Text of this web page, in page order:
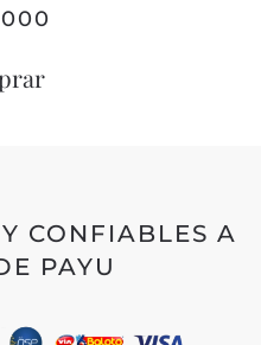
CONFIABLES A
PAYU